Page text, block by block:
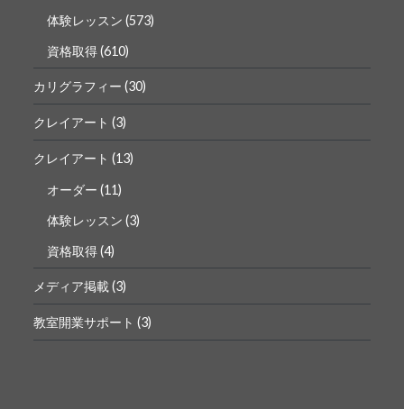
体験レッスン (573)
資格取得(610)
カリグラフィー (30)
クレイアート (3)
クレイアート (13)
オーダー (11)
体験レッスン (3)
資格取得(4)
メディア掲載 (3)
教室開業サポート (3)